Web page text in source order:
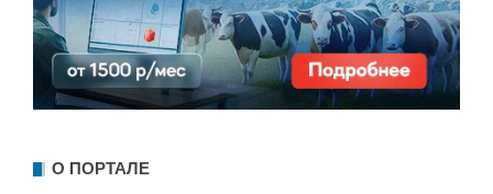
О ПОРТАЛЕ